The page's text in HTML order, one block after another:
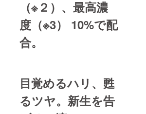
（※２）、最高濃
度（※3） 10%で配
合。
目覚めるハリ、甦
るツヤ。新生を告